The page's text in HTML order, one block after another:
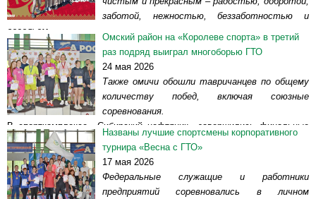
заботой, нежностью, беззаботностью и
весельем.
Ежегодно 1 июня отмечается День защиты детей. Одно из самых
любимых детских событий ежегодно совпадает с началом...
далее >>
Омский район на «Королеве спорта» в третий
раз подряд выиграл многоборью ГТО
24 мая 2026
Также омичи обошли тавричанцев по общему
количеству побед, включая союзные
соревнования.
В спорткомплексе «Сибирский нефтяник» завершились финальные
соревнования по многоборью ГТО в зачет LVI (56) областного
сельского спортивно-культурного...
Названы лучшие спортсмены корпоративного
турнира «Весна с ГТО»
17 мая 2026
Федеральные служащие и работники
предприятий соревновались в личном